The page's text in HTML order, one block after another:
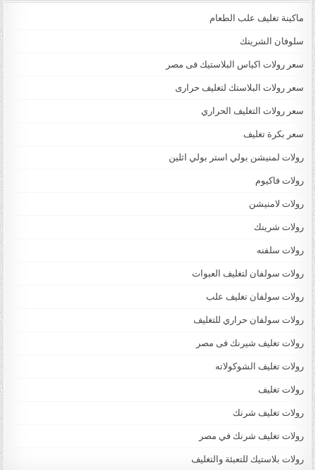
ماكينة تغليف علب الطعام
سلوفان الشرينك
سعر رولات اكياس البلاستيك فى مصر
سعر رولات البلاستك لتغليف حرارى
سعر رولات التغليف الحراري
سعر بكرة تغليف
رولات لمنيشن بولي استر بولي اثلين
رولات فاكيوم
رولات لامنيشن
رولات شرينك
رولات سلفنه
رولات سولفان لتغليف العبوات
رولات سولفان تغليف علب
رولات سولفان حراري للتغليف
رولات تغليف شيرنك فى مصر
رولات تغليف الشوكولاته
رولات تغليف
رولات تغليف شرنك
رولات تغليف شرنك في مصر
رولات بلاستيك للتعبئة والتغليف